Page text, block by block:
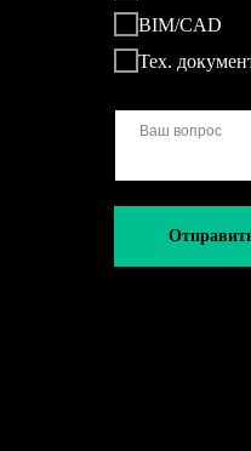
BIM/CAD
Тех.